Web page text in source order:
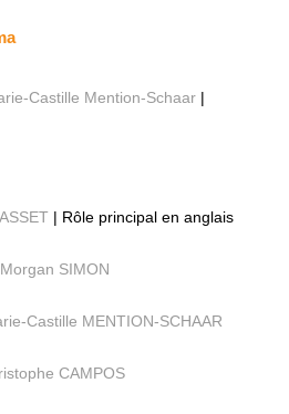
Castille Mention-Schaar |
| Rôle principal en anglais
Morgan SIMON
Castille MENTION-SCHAAR
CAMPOS